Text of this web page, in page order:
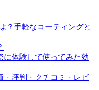
？手軽なコーティングと
に体験して使ってみた効
・評判・クチコミ・レビ